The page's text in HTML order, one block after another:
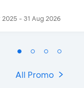
2025 - 31 Aug 2026
All Promo